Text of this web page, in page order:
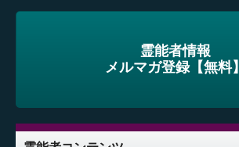
霊能者情報
メルマガ登録【無料】